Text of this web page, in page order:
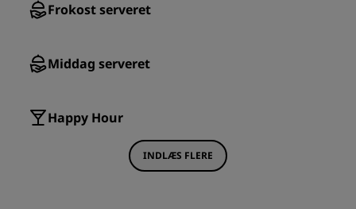
Frokost serveret
Middag serveret
Happy Hour
INDLÆS FLERE